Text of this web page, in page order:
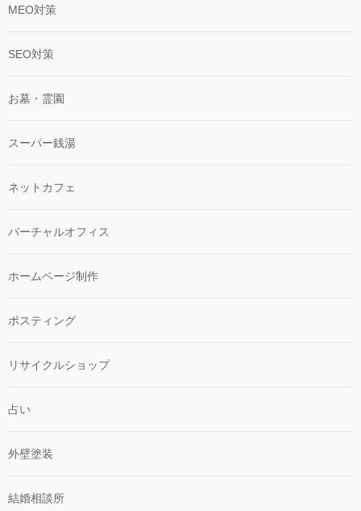
MEO対策
SEO対策
お墓・霊園
スーパー銭湯
ネットカフェ
バーチャルオフィス
ホームページ制作
ポスティング
リサイクルショップ
占い
外壁塗装
結婚相談所